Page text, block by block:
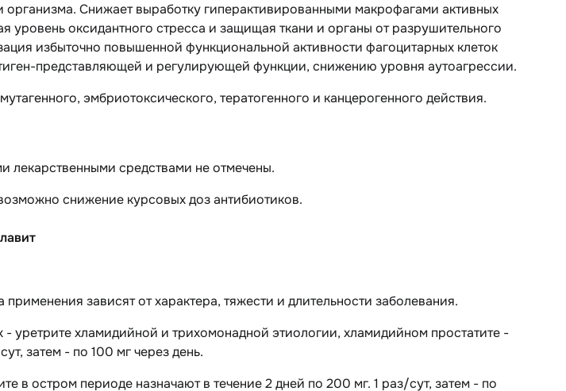
организма. Снижает выработку гиперактивированными макрофагами активных
оксидантного стресса и защищая ткани и органы от разрушительного
избыточно повышенной функциональной активности фагоцитарных клеток
представляющей и регулирующей функции, снижению уровня аутоагрессии.
эмбриотоксического, тератогенного и канцерогенного действия.
лекарственными средствами не отмечены.
снижение курсовых доз антибиотиков.
зависят от характера, тяжести и длительности заболевания.
- уретрите хламидийной и трихомонадной этиологии, хламидийном простатите -
затем - по 100 мг через день.
в остром периоде назначают в течение 2 дней по 200 мг. 1 раз/сут, затем - по